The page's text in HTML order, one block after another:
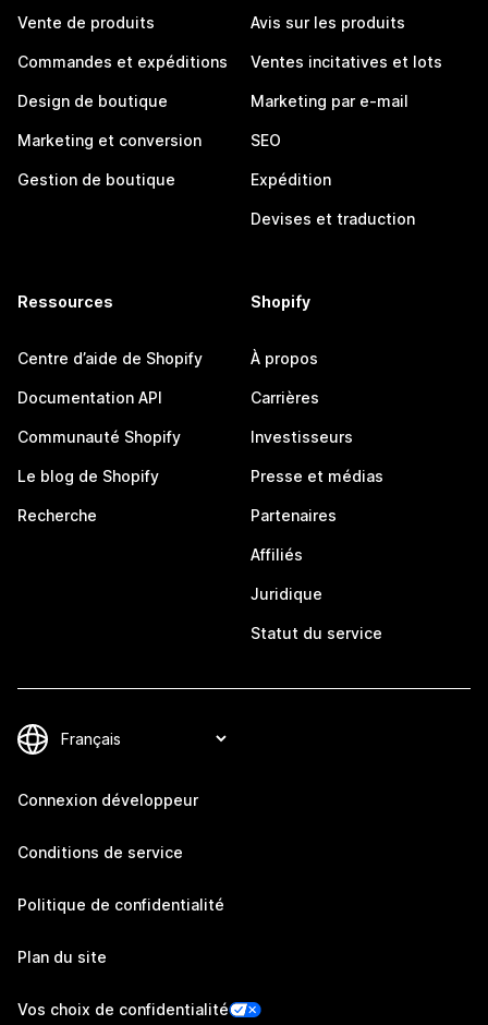
Vente de produits
Commandes et expéditions
Design de boutique
Marketing et conversion
Gestion de boutique
Avis sur les produits
Ventes incitatives et lots
Marketing par e-mail
SEO
Expédition
Devises et traduction
Ressources
Centre d’aide de Shopify
Documentation API
Communauté Shopify
Le blog de Shopify
Recherche
Shopify
À propos
Carrières
Investisseurs
Presse et médias
Partenaires
Affiliés
Juridique
Statut du service
Connexion développeur
Conditions de service
Politique de confidentialité
Plan du site
Vos choix de confidentialité